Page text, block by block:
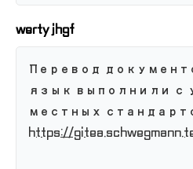
werty jhgf
Перевод
язык выполнили с
местных
https://